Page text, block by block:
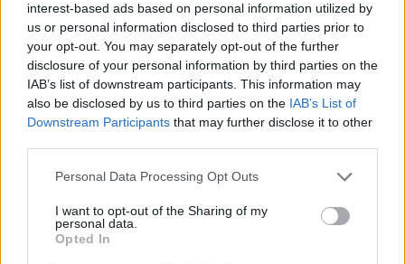
interest-based ads based on personal information utilized by
us or personal information disclosed to third parties prior to
your opt-out. You may separately opt-out of the further
disclosure of your personal information by third parties on the
IAB’s list of downstream participants. This information may
also be disclosed by us to third parties on the IAB’s List of
Downstream Participants that may further disclose it to other
Personal Data Processing Opt Outs
I want to opt-out of the Sharing of my
personal data.
Opted In
HELLENiQ ENERGY: Κέρδη 393 εκατ. ευρώ στο α' εξάμηνο – Στα 734
εκατ. ευρώ τα EBITDA
ο τζίρος στο α' εξάμηνο, στα 4,3
τα EBITDA
δισ. ευρώ ως το 2028 για την